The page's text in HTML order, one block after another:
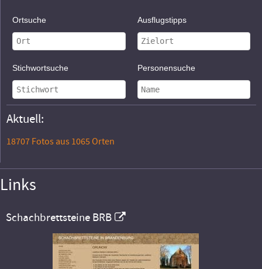
Ortsuche Ausflugstipps
Stichwortsuche Personensuche
Aktuell:
18707 Fotos aus 1065 Orten
Links
Schachbrettsteine BRB